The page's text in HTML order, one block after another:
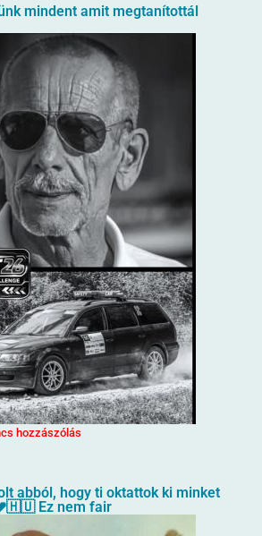
mindent amit megtanítottál
hozzászólás
abból, hogy ti oktattok ki minket
Ez nem fair